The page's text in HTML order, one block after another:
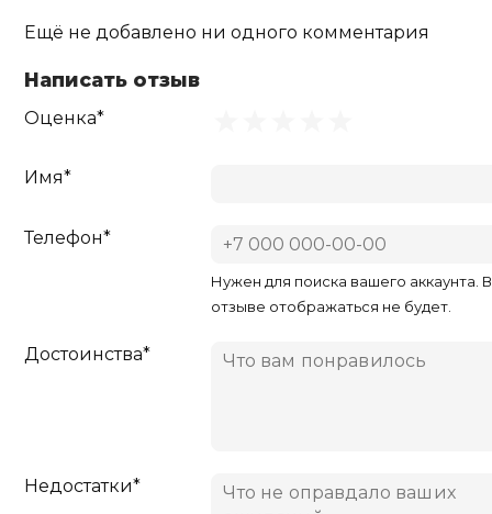
Ещё не добавлено ни одного комментария
Написать отзыв
Оценка*
Имя*
Телефон*
Нужен для поиска вашего аккаунта. В
отзыве отображаться не будет.
Достоинства*
Недостатки*